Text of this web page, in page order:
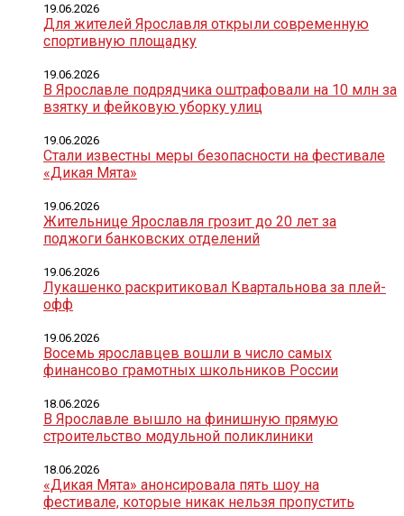
Для жителей Ярославля открыли современную
спортивную площадку
19.06.2026
В Ярославле подрядчика оштрафовали на 10 млн за
взятку и фейковую уборку улиц
19.06.2026
Стали известны меры безопасности на фестивале
«Дикая Мята»
19.06.2026
Жительнице Ярославля грозит до 20 лет за
поджоги банковских отделений
19.06.2026
Лукашенко раскритиковал Квартальнова за плей-
офф
19.06.2026
Восемь ярославцев вошли в число самых
финансово грамотных школьников России
19.06.2026
В Ярославле вышло на финишную прямую
строительство модульной поликлиники
18.06.2026
«Дикая Мята» анонсировала пять шоу на
фестивале, которые никак нельзя пропустить
18.06.2026